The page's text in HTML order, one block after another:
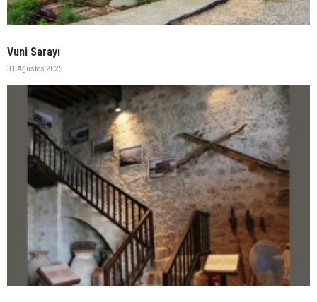
Vuni Sarayı
31 Ağustos 2025